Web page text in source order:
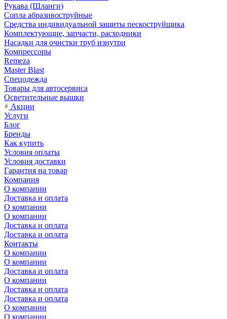
Рукава (Шланги)
Сопла абразивоструйные
Средства индивидуальной защиты пескоструйщика
Комплектующие, запчасти, расходники
Насадки для очистки труб изнутри
Компрессоры
Remeza
Master Blast
Спецодежда
Товары для автосервиса
Осветительные вышки
Акции
Услуги
Блог
Бренды
Как купить
Условия оплаты
Условия доставки
Гарантия на товар
Компания
О компании
Доставка и оплата
О компании
О компании
Доставка и оплата
Доставка и оплата
Контакты
О компании
О компании
Доставка и оплата
О компании
Доставка и оплата
Доставка и оплата
О компании
О компании